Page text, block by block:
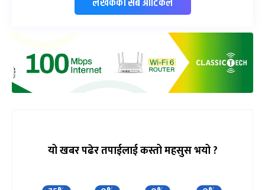
यो खबर पढेर तपाईलाई कस्तो महसुस भयो ?